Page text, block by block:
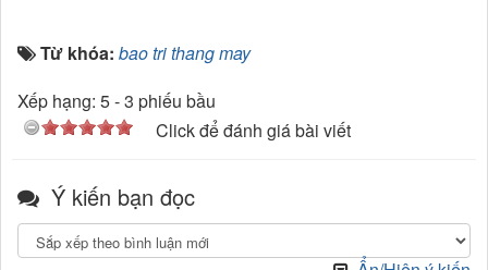
Từ khóa: bao tri thang may
Xếp hạng: 5-3 phiếu bầu
Click để đánh giá bài viết
Ý kiến bạn đọc